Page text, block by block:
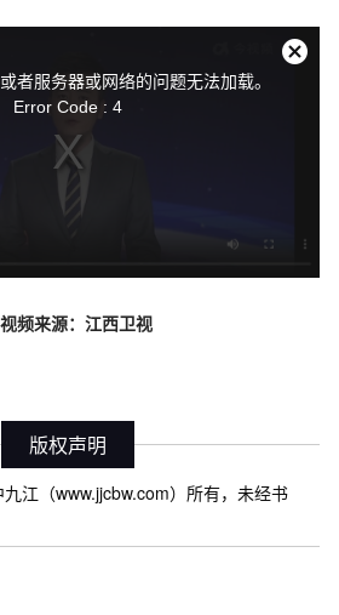
者服务器或网络的问题无法加载。
Error Code : 4
关
频来源：江西卫视
版权声明
江（www.jjcbw.com）所有，未经书